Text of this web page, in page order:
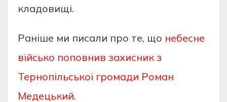
кладовищі.
Раніше ми писали про те, що небесне
військо поповнив захисник з
Тернопільської громади Роман
Медецький.